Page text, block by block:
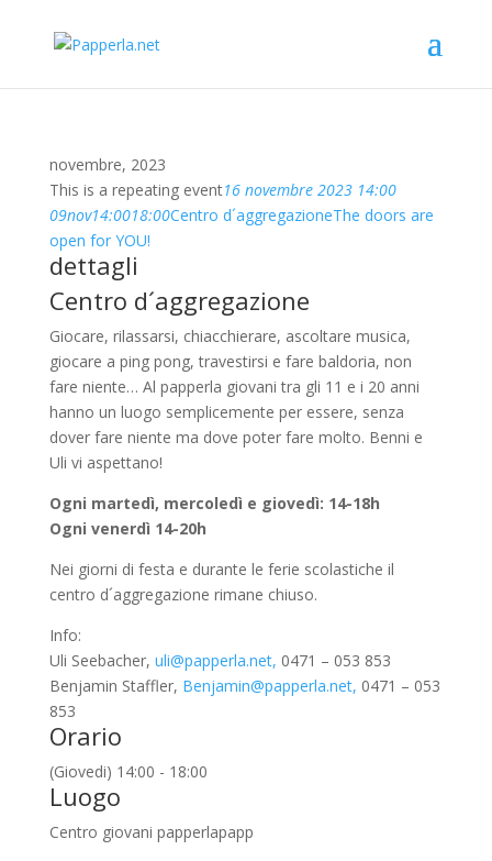
novembre, 2023
This is a repeating event16 novembre 2023 14:00
09nov14:0018:00Centro d´aggregazioneThe doors are
open for YOU!
dettagli
Centro d´aggregazione
Giocare, rilassarsi, chiacchierare, ascoltare musica,
giocare a ping pong, travestirsi e fare baldoria, non
fare niente… Al papperla giovani tra gli 11 e i 20 anni
hanno un luogo semplicemente per essere, senza
dover fare niente ma dove poter fare molto. Benni e
Uli vi aspettano!
Ogni martedì, mercoledì e giovedì: 14-18h
Ogni venerdì 14-20h
Nei giorni di festa e durante le ferie scolastiche il
centro d´aggregazione rimane chiuso.
Info:
Uli Seebacher, uli@papperla.net, 0471 – 053 853
Benjamin Staffler, Benjamin@papperla.net, 0471 – 053
853
Orario
(Giovedi) 14:00 - 18:00
Luogo
Centro giovani papperlapapp